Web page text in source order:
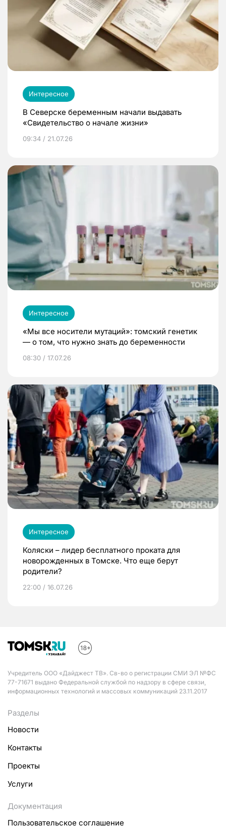
Интересное
В Северске беременным начали выдавать
«Свидетельство о начале жизни»
09:34 / 21.07.26
Интересное
«Мы все носители мутаций»: томский генетик
— о том, что нужно знать до беременности
08:30 / 17.07.26
Интересное
Коляски – лидер бесплатного проката для
новорожденных в Томске. Что еще берут
родители?
22:00 / 16.07.26
Учредитель ООО «Дайджест ТВ». Св-во о регистрации СМИ ЭЛ №ФС
77-71671 выдано Федеральной службой по надзору в сфере связи,
информационных технологий и массовых коммуникаций 23.11.2017
Разделы
Новости
Контакты
Проекты
Услуги
Документация
Пользовательское соглашение